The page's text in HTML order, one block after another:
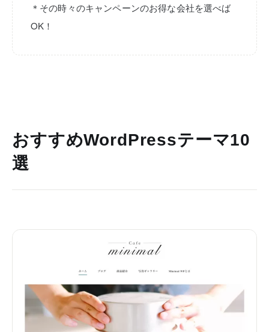
＊その時々のキャンペーンのお得な会社を選べば
OK！
おすすめWordPressテーマ10
選